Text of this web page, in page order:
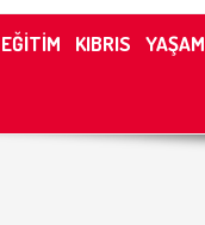
EĞİTİM KIBRIS YAŞAM